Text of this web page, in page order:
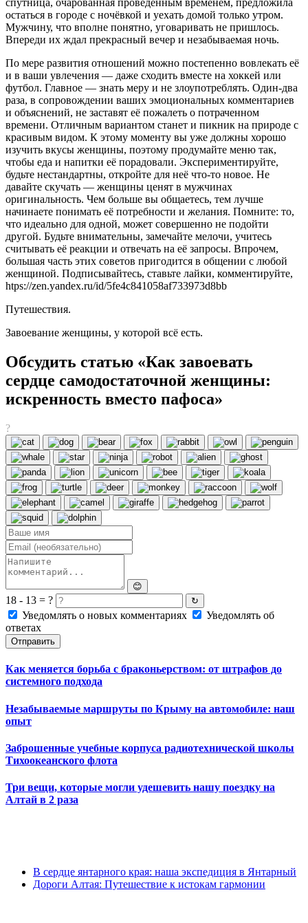
спутница, очарованная проведённым временем, предложила
остаться в городе с ночёвкой и уехать домой только утром.
Мужчину, что вполне понятно, уговаривать не пришлось.
Впереди их ждал прекрасный вечер и незабываемая ночь.
По мере развития отношений можно постепенно вовлекать её
и в ваши увлечения — даже сходить вместе на хоккей или
футбол. Главное — знать меру и не злоупотреблять. Один-два
раза, в сопровождении ваших эмоциональных комментариев
и объяснений, не заставят её пожалеть о потраченном
времени. Отличным вариантом станет и пикник на природе с
красивым видом. К этому моменту вы уже должны хорошо
изучить вкусы женщины, поэтому продумайте меню так,
чтобы еда и напитки её порадовали. Экспериментируйте,
будьте нестандартны, откройте для неё что-то новое. Не
давайте скучать — женщины ценят в мужчинах
оригинальность. Чем больше вы общаетесь, тем лучше
начинаете понимать её потребности и желания. Помните: то,
что идеально для одной, может совершенно не подойти
другой. Будьте внимательны, замечайте мелочи, учитесь
считывать её реакции и отвечать на её запросы. Впрочем,
большая часть этих советов пригодится в общении с любой
женщиной. Подписывайтесь, ставьте лайки, комментируйте,
htps://zen.yandex.ru/id/5fe4c841058af733973d8bb
Путешествия.
Завоевание женщины, у которой всё есть.
Обсудить статью «Как завоевать
сердце самодостаточной женщины:
искренность вместо пафоса»
?
😊
18 - 13 = ? ↻
Уведомлять о новых комментариях
Уведомлять об
ответах
Отправить
Как меняется борьба с браконьерством: от штрафов до
системного подхода
Незабываемые маршруты по Крыму на автомобиле: наш
опыт
Заброшенные учебные корпуса радиотехнической школы
Тихоокеанского флота
Три вещи, которые могли удешевить нашу поездку на
Алтай в 2 раза
В сердце янтарного края: наша экспедиция в Янтарный
Дороги Алтая: Путешествие к истокам гармонии